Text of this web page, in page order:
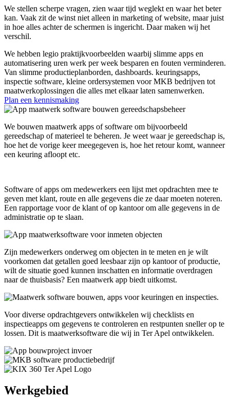
We stellen scherpe vragen, zien waar tijd weglekt en waar het beter
kan. Vaak zit de winst niet alleen in marketing of website, maar juist
in hoe alles achter de schermen is ingericht. Daar maken wij het
verschil.
We hebben legio praktijkvoorbeelden waarbij slimme apps en
automatisering uren werk per week besparen en fouten verminderen.
Van slimme productieplanborden, dashboards. keuringsapps,
inspectie software, kleine ordersystemen voor MKB bedrijven tot
maatwerkoplossingen die alles met elkaar laten samenwerken.
Plan een kennismaking
We bouwen maatwerk apps of software om bijvoorbeeld
gereedschap of materieel te beheren. Je weet waar je gereedschap is,
hoe het de vorige keer meegegeven is, hoe het retour komt, wanneer
een keuring afloopt etc.
Software of apps om medewerkers een lijst met opdrachten mee te
geven met klant, route en alle gegevens die ze daar moeten noteren.
Een rapportage voor de klant of op kantoor om alle gegevens in de
administratie op te slaan.
Zijn medewerkers onderweg om objecten in te meten en je wilt
voorkomen dat getallen goed leesbaar zijn op kantoor of productie,
wilt de situatie goed kunnen inschatten en informatie overdragen
naar de thuisbasis? Een maatwerk app biedt uitkomst.
Voor diverse opdrachtgevers ontwikkelen wij checklists en
inspectieapps om gegevens te controleren en restpunten sneller op te
lossen. Dit is maatwerksoftware die wij in Ter Apel ontwikkelen.
Werkgebied